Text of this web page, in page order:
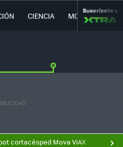
CIENCIA MOVILIDAD
Suscríbete a
cortacésped Mova ViAX